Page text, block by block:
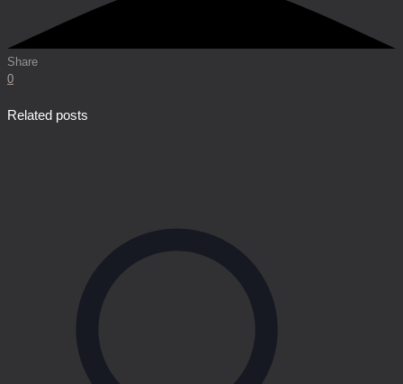
Share
0
Related posts